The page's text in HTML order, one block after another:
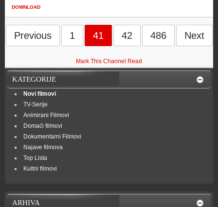
DOWNLOAD
Previous 1 41 42 486 Next
Mark This Channel Read
KATEGORIJE
Novi filmovi
TV-Serije
Animirani Filmovi
Domaći filmovi
Dokumentarni Filmovi
Najave filmova
Top Lista
Kultni filmovi
ARHIVA